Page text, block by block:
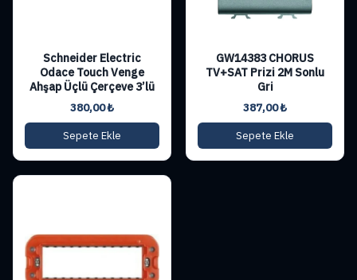
Schneider Electric
Odace Touch Venge
Ahşap Üçlü Çerçeve 3’lü
380,00₺
Sepete Ekle
GW14383 CHORUS
TV+SAT Prizi 2M Sonlu
Gri
387,00₺
Sepete Ekle